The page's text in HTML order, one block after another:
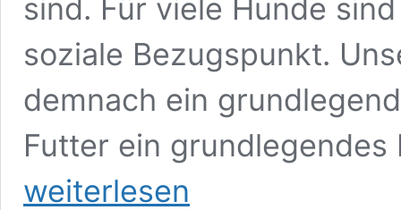
sind. Für viele Hunde
soziale Bezugspunkt.
demnach ein
Futter ein
weiterlesen